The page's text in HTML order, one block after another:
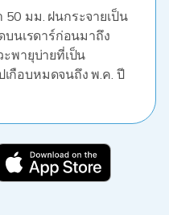
มม. ฝนกระจายเป็น
นเรดาร์ก่อนมาถึง
ะพายุบ่ายที่เป็น
กือบหมดจนถึง พ.ค. ปี